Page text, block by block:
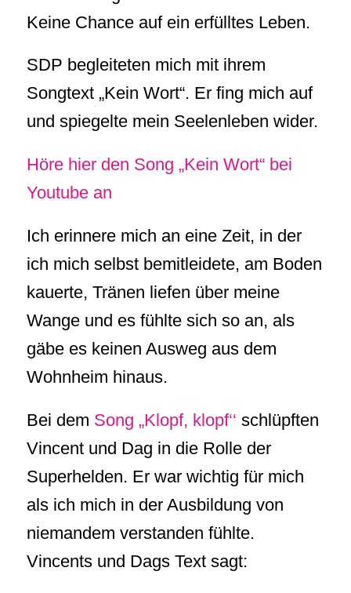
Keine Chance auf ein erfülltes Leben.
SDP begleiteten mich mit ihrem
Songtext „Kein Wort“. Er fing mich auf
und spiegelte mein Seelenleben wider.
Höre hier den Song „Kein Wort“ bei
Youtube an
Ich erinnere mich an eine Zeit, in der
ich mich selbst bemitleidete, am Boden
kauerte, Tränen liefen über meine
Wange und es fühlte sich so an, als
gäbe es keinen Ausweg aus dem
Wohnheim hinaus.
Bei dem Song „Klopf, klopf‘‘ schlüpften
Vincent und Dag in die Rolle der
Superhelden. Er war wichtig für mich
als ich mich in der Ausbildung von
niemandem verstanden fühlte.
Vincents und Dags Text sagt: